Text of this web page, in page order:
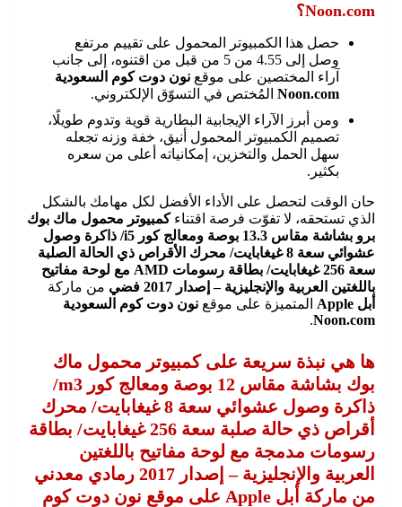
Noon.com؟
حصل هذا الكمبيوتر المحمول على تقييم مرتفع
وصل إلى 4.55 من 5 من قبل من اقتنوه، إلى جانب
آراء المختصين على موقع نون دوت كوم السعودية
Noon.com المُختص في التسوّق الإلكتروني.
ومن أبرز الآراء الإيجابية البطارية قوية وتدوم طويلًا،
تصميم الكمبيوتر المحمول أنيق، خفة وزنه تجعله
سهل الحمل والتخزين، إمكانياته أعلى من سعره
بكثير.
حان الوقت لتحصل على الأداء الأفضل لكل مهامك بالشكل
الذي تستحقه، لا تفوّت فرصة اقتناءكمبيوتر محمول ماك بوك
برو بشاشة مقاس 13.3 بوصة ومعالج كور i5/ ذاكرة وصول
عشوائي سعة 8 غيغابايت/ محرك الأقراص ذي الحالة الصلبة
سعة 256 غيغابايت/ بطاقة رسومات AMD مع لوحة مفاتيح
باللغتين العربية والإنجليزية – إصدار 2017 فضي
من ماركة
أبل Apple
المتميزة على موقع نون دوت كوم السعودية
Noon.com
.
ها هي نبذة سريعة على كمبيوتر محمول ماك
بوك بشاشة مقاس 12 بوصة ومعالج كور m3/
ذاكرة وصول عشوائي سعة 8 غيغابايت/ محرك
أقراص ذي حالة صلبة سعة 256 غيغابايت/ بطاقة
رسومات مدمجة مع لوحة مفاتيح باللغتين
العربية والإنجليزية – إصدار 2017 رمادي معدني
من ماركة أبل Apple على موقع نون دوت كوم